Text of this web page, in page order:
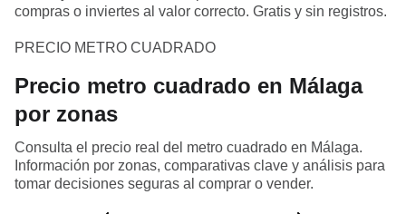
compras o inviertes al valor correcto. Gratis y sin registros.
PRECIO METRO CUADRADO
Precio metro cuadrado en Málaga
por zonas
Consulta el precio real del metro cuadrado en Málaga.
Información por zonas, comparativas clave y análisis para
tomar decisiones seguras al comprar o vender.